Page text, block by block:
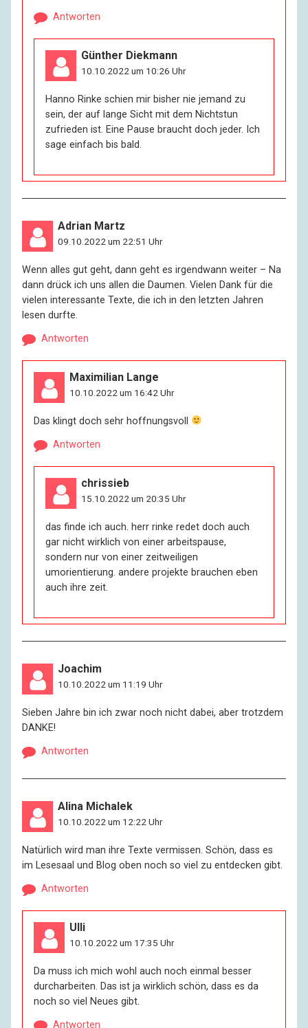
Antworten
Günther Diekmann
10.10.2022 um 10:26 Uhr
Hanno Rinke schien mir bisher nie jemand zu
sein, der auf lange Sicht mit dem Nichtstun
zufrieden ist. Eine Pause braucht doch jeder. Ich
sage einfach bis bald.
Adrian Martz
09.10.2022 um 22:51 Uhr
Wenn alles gut geht, dann geht es irgendwann weiter – Na
dann drück ich uns allen die Daumen. Vielen Dank für die
vielen interessante Texte, die ich in den letzten Jahren
lesen durfte.
Antworten
Maximilian Lange
10.10.2022 um 16:42 Uhr
Das klingt doch sehr hoffnungsvoll
Antworten
chrissieb
15.10.2022 um 20:35 Uhr
das finde ich auch. herr rinke redet doch auch
gar nicht wirklich von einer arbeitspause,
sondern nur von einer zeitweiligen
umorientierung. andere projekte brauchen eben
auch ihre zeit.
Joachim
10.10.2022 um 11:19 Uhr
Sieben Jahre bin ich zwar noch nicht dabei, aber trotzdem
DANKE!
Antworten
Alina Michalek
10.10.2022 um 12:22 Uhr
Natürlich wird man ihre Texte vermissen. Schön, dass es
im Lesesaal und Blog oben noch so viel zu entdecken gibt.
Antworten
Ulli
10.10.2022 um 17:35 Uhr
Da muss ich mich wohl auch noch einmal besser
durcharbeiten. Das ist ja wirklich schön, dass es da
noch so viel Neues gibt.
Antworten